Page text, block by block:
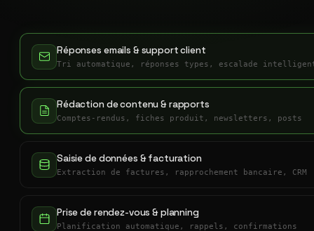
Réponses emails & support client
Tri automatique, réponses types, escalade
Rédaction de contenu & rapports
Comptes-rendus, fiches produit, newsletters, posts
Saisie de données & facturation
Extraction de factures, rapprochement bancaire, CRM
Prise de rendez-vous & planning
Planification automatique, rappels, confirmations